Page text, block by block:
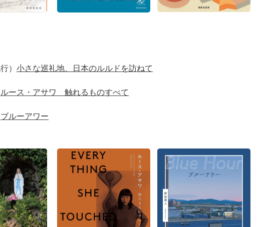
） 小さな巡礼地、日本のルルドを訪ねて
ルース・アサワ 触れるものすべて
ブルーアワー